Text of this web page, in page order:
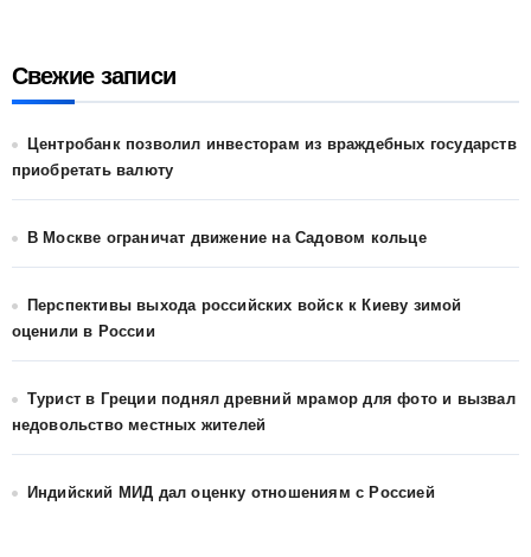
Свежие записи
Центробанк позволил инвесторам из враждебных государств
приобретать валюту
В Москве ограничат движение на Садовом кольце
Перспективы выхода российских войск к Киеву зимой
оценили в России
Турист в Греции поднял древний мрамор для фото и вызвал
недовольство местных жителей
Индийский МИД дал оценку отношениям с Россией